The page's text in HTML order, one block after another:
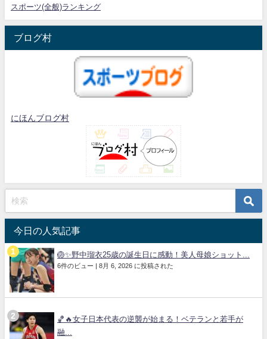
スポーツ(全般)ランキング
ブログ村
にほんブログ村
今日の人気記事
🏐✨野中瑠衣25歳の誕生日に感動！美人母娘ショット...
6件のビュー 8月 6, 2026 に投稿された
🏀🔥女子日本代表の逆襲が始まる！ベテランと若手が
融...